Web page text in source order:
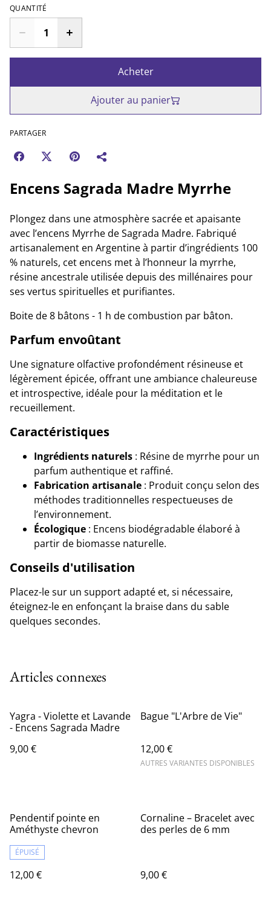
QUANTITÉ
Acheter
Ajouter au panier
PARTAGER
Encens Sagrada Madre Myrrhe
Plongez dans une atmosphère sacrée et apaisante
avec l’encens Myrrhe de Sagrada Madre. Fabriqué
artisanalement en Argentine à partir d’ingrédients 100
% naturels, cet encens met à l’honneur la myrrhe,
résine ancestrale utilisée depuis des millénaires pour
ses vertus spirituelles et purifiantes.
Boite de 8 bâtons - 1 h de combustion par bâton.
Parfum envoûtant
Une signature olfactive profondément résineuse et
légèrement épicée, offrant une ambiance chaleureuse
et introspective, idéale pour la méditation et le
recueillement.
Caractéristiques
Ingrédients naturels : Résine de myrrhe pour un
parfum authentique et raffiné.
Fabrication artisanale : Produit conçu selon des
méthodes traditionnelles respectueuses de
l’environnement.
Écologique : Encens biodégradable élaboré à
partir de biomasse naturelle.
Conseils d'utilisation
Placez-le sur un support adapté et, si nécessaire,
éteignez-le en enfonçant la braise dans du sable
quelques secondes.
Articles connexes
Yagra - Violette et Lavande
- Encens Sagrada Madre
9,00 €
Bague "L'Arbre de Vie"
12,00 €
AUTRES VARIANTES DISPONIBLES
Pendentif pointe en
Améthyste chevron
ÉPUISÉ
12,00 €
Cornaline – Bracelet avec
des perles de 6 mm
9,00 €